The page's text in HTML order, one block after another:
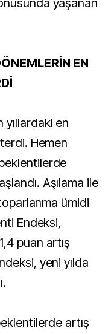
yaşanan
EN
en
Hemen
Aşılama ile
ümidi
Endeksi,
puan artış
yeni yılda
artış